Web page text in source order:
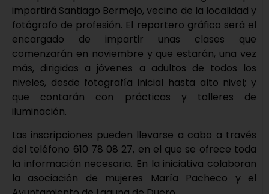
impartirá Santiago Bermejo, vecino de la localidad y
fotógrafo de profesión. El reportero gráfico será el
encargado de impartir unas clases que
comenzarán en noviembre y que estarán, una vez
más, dirigidas a jóvenes a adultos de todos los
niveles, desde fotografía inicial hasta alto nivel; y
que contarán con prácticas y talleres de
iluminación.
Las inscripciones pueden llevarse a cabo a través
del teléfono 610 78 08 27, en el que se ofrece toda
la información necesaria. En la iniciativa colaboran
la asociación de mujeres María Pacheco y el